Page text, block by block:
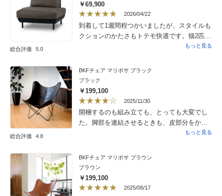
総合評価 5.0
￥69,900
2026/04/22
到着して1週間程つかいましたが、スタイルも
クションのかたさもトテモ快適です。猫2匹い
るのですが、生地も傷・毛・汚れ等つきにく
べたのでゴロゴロまったり出来ます。ありが
とうございました。脚裏に貼る傷防止シール
が椅子一台につき２枚しか（脚は４本）入っ
ていなかったのが謎・・デス
もっと見る
総合評価 4.8
BKFチェア マリポサ ブラック
ブラック
￥199,100
2025/11/30
開梱するのも組み立ても、とっても大変でし
た。脚部を連結させるときも、皮部分をかぶ
せるときも、かなりの力が必要です。1時間半
落ち着いた艶感のブラックで良かったです。
もっと見る
BKFチェア マリポサ ブラウン
ブラウン
￥199,100
2025/06/17